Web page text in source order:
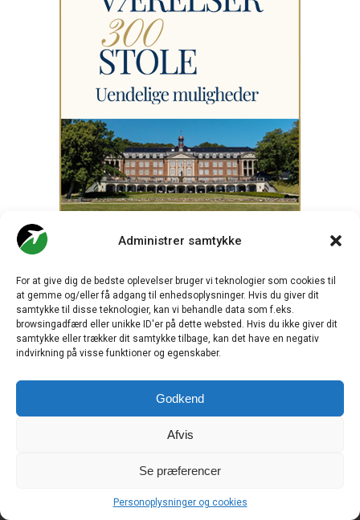
Administrer samtykke
For at give dig de bedste oplevelser bruger vi teknologier som cookies til
at gemme og/eller få adgang til enhedsoplysninger. Hvis du giver dit
samtykke til disse teknologier, kan vi behandle data som f.eks.
browsingadfærd eller unikke ID'er på dette websted. Hvis du ikke giver dit
samtykke eller trækker dit samtykke tilbage, kan det have en negativ
indvirkning på visse funktioner og egenskaber.
Godkend
Afvis
Se præferencer
Personoplysninger og cookies
.
er Skandinaviens førende digitale branchemedie
Ansvarshavende redaktør: